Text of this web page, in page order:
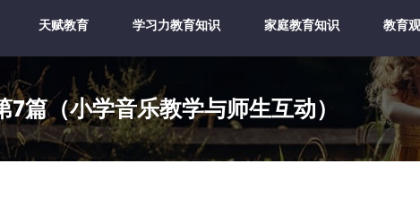
天赋教育 学习力教育知识 家庭教育知识 教育
篇（小学音乐教学与师生互动）